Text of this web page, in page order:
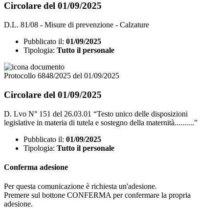
Circolare del 01/09/2025
D.L. 81/08 - Misure di prevenzione - Calzature
Pubblicato il: 01/09/2025
Tipologia: Tutto il personale
Protocollo 6848/2025 del 01/09/2025
Circolare del 01/09/2025
D. Lvo N° 151 del 26.03.01 “Testo unico delle disposizioni
legislative in materia di tutela e sostegno della maternità..........”
Pubblicato il: 01/09/2025
Tipologia: Tutto il personale
Conferma adesione
Per questa comunicazione è richiesta un'adesione.
Premere sul bottone CONFERMA per confermare la propria
adesione.